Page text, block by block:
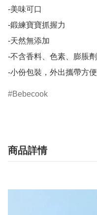
-美味可口
-鍛練寶寶抓握力
-天然無添加
-不含香料、色素、膨脹劑
-小份包裝，外出攜帶方便
Bebecook
商品詳情